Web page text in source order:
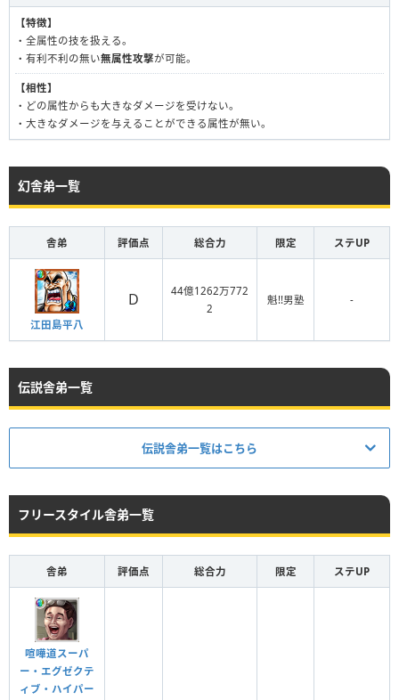
【特徴】
・全属性の技を扱える。
・有利不利の無い無属性攻撃が可能。
【相性】
・どの属性からも大きなダメージを受けない。
・大きなダメージを与えることができる属性が無い。
幻舎弟一覧
舎弟 評価点 総合力 限定 ステUP
江田島平八
D
44億1262万772
2
魁!!男塾 ‐
伝説舎弟一覧
伝説舎弟一覧はこちら
常夏天花 雅楓華
サマーフ
フリースタイル舎弟一覧
舎弟 評価点 総合力 限定 ステUP
喧嘩道スーパ
ー・エグゼクテ
ィブ・ハイパー